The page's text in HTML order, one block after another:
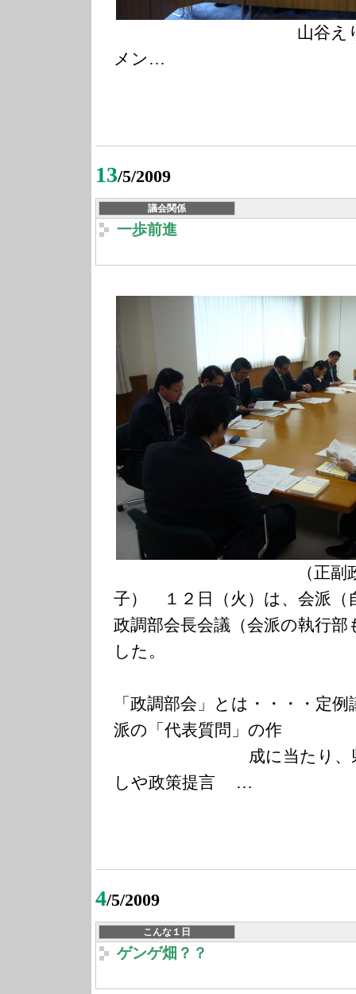
山谷えり子参議
メン…
13/5/2009
議会関係
一歩前進
（正副政調部会
子） １２日（火）は、会派（
政調部会長会議（会派の執行
した。
「政調部会」とは・・・・定
派の「代表質問」の作
成に当たり、県政
しや政策提言 …
4/5/2009
こんな１日
ゲンゲ畑？？